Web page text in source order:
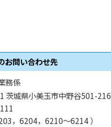
お問い合わせ先
務係
茨城県小美玉市中野谷501-216
，6204，6210〜6214）